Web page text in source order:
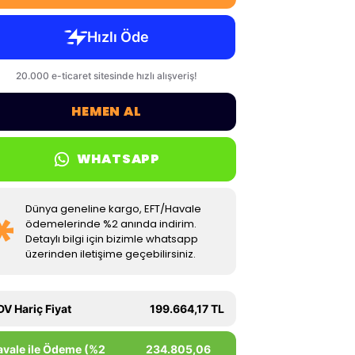
HEMEN AL
WHATSAPP
Dünya geneline kargo, EFT/Havale
ödemelerinde %2 anında indirim.
Detaylı bilgi için bizimle whatsapp
üzerinden iletişime geçebilirsiniz.
Hariç Fiyat 199.664,17 TL
ile Ödeme (%2 234.805,06